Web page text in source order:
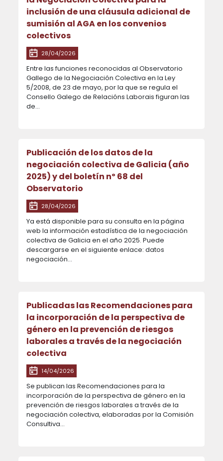
inclusión de una cláusula adicional de
sumisión al AGA en los convenios
colectivos
28/04/2026
Entre las funciones reconocidas al Observatorio
Gallego de la Negociación Colectiva en la Ley
5/2008, de 23 de mayo, por la que se regula el
Consello Galego de Relacións Laborais figuran las
de...
Publicación de los datos de la
negociación colectiva de Galicia (año
2025) y del boletín nº 68 del
Observatorio
28/04/2026
Ya está disponible para su consulta en la página
web la información estadística de la negociación
colectiva de Galicia en el año 2025. Puede
descargarse en el siguiente enlace: datos
negociación...
Publicadas las Recomendaciones para
la incorporación de la perspectiva de
género en la prevención de riesgos
laborales a través de la negociación
colectiva
14/04/2026
Se publican las Recomendaciones para la
incorporación de la perspectiva de género en la
prevención de riesgos laborales a través de la
negociación colectiva, elaboradas por la Comisión
Consultiva...